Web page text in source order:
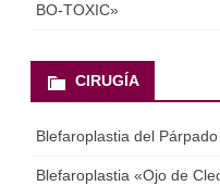
BO-TOXIC»
CIRUGÍA
Blefaroplastia del
Blefaroplastia «Ojo de